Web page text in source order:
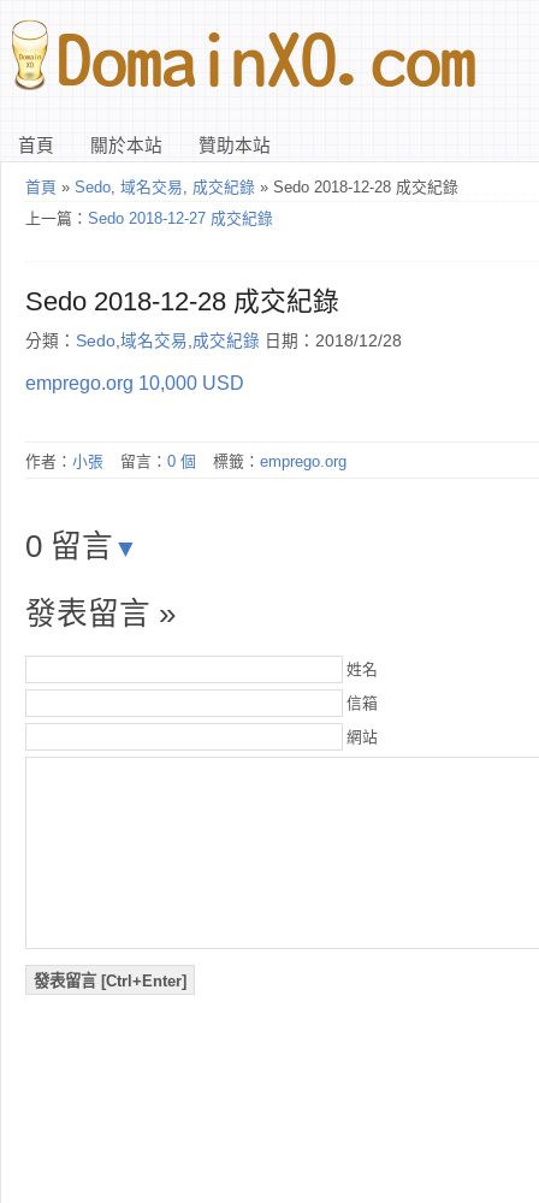
首頁 關於本站 贊助本站
首頁 » Sedo, 域名交易, 成交紀錄 » Sedo 2018-12-28 成交紀錄
上一篇： Sedo 2018-12-27 成交紀錄
Sedo 2018-12-28 成交紀錄
分類： Sedo,域名交易,成交紀錄 日期：2018/12/28
emprego.org 10,000 USD
作者： 小張 留言： 0 個 標籤： emprego.org
0 留言 ▼
發表留言 »
姓名
信箱
網站